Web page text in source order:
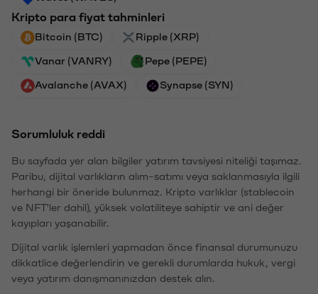
Kripto para fiyat tahminleri
Bitcoin (BTC) Ripple (XRP)
Vanar (VANRY) Pepe (PEPE)
Avalanche (AVAX) Synapse (SYN)
Sorumluluk reddi
Bu sayfada yer alan bilgiler yatırım tavsiyesi niteliği taşımaz.
Paribu, dijital varlıkların alım-satımı veya saklanmasıyla ilgili
herhangi bir öneride bulunmaz. Kripto varlıklar (stablecoin
ve NFT'ler dahil), yüksek volatiliteye sahiptir ve ani değer
kayıpları yaşanabilir.
Dijital varlık işlemleri yapmadan önce finansal durumunuzu
dikkatlice değerlendirin ve gerekli durumlarda hukuk, vergi
veya yatırım danışmanınızdan destek alın.